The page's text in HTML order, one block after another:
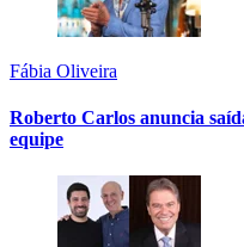
Fábia Oliveira
Roberto Carlos anuncia
equipe